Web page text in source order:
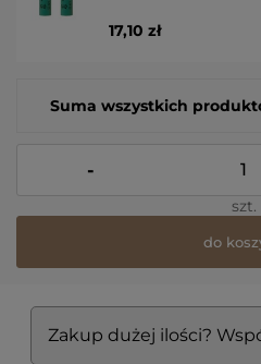
17,10 zł
Suma wszystkich
-
szt.
do
Zakup dużej ilości?